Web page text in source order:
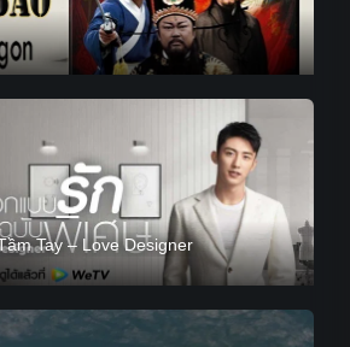
Tay – Love Designer